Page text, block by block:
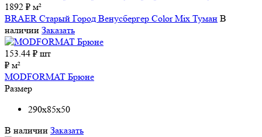
1892 ₽ м²
BRAER Старый Город Венусбергер Color Mix Туман В
наличии Заказать
153.44 ₽ шт
₽ м²
MODFORMAT Брюне
Размер
290x85x50
В наличии Заказать